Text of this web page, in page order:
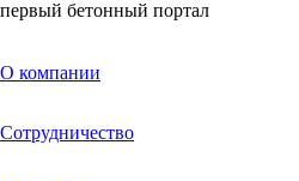
первый бетонный портал
О компании
Сотрудничество